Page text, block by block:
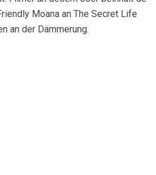
Moana an The Secret Life
an der Dämmerung.